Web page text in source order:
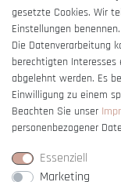
gesetzte Cookies. Wir
Einstellungen benennen.
Die Datenverarbeitung
berechtigten
abgelehnt werden. Es
Einwilligung zu einem
Beachten Sie unser
personenbezogener
Essenziell
Marketing